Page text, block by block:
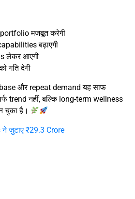
मजबूत करेगी
बढ़ाएगी
लेकर आएगी
गति देगी
और repeat demand यह साफ
trend नहीं, बल्कि long-term wellness
चुका है।
ने जुटाए ₹29.3 Crore